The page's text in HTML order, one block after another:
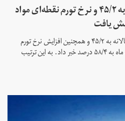
مرکز آمار: نرخ تورم سالانه به ۴۵/۲ و نرخ تورم نقطه‌ای مواد
مرکز آمار ایران از افزایش نرخ تورم سالانه به ۴۵/۲ و همچنین افزایش نرخ تورم
نقطه به نقطه مواد خوراکی در مرداد ماه به ۵۸/۴ درصد خبر داد. به این ترتیب